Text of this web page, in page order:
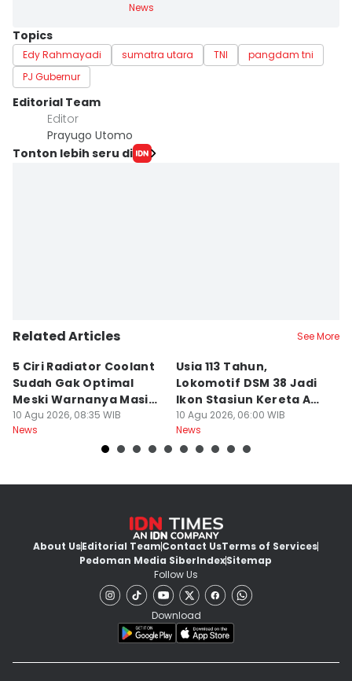
News
Topics
Edy Rahmayadi sumatra utara TNI
pangdam tni
PJ Gubernur
Editorial Team
Editor
Prayugo Utomo
Tonton lebih seru di
Related Articles See More
5 Ciri Radiator Coolant
Sudah Gak Optimal
Meski Warnanya Masih
Jernih
10 Agu 2026, 08:35 WIB
News
Usia 113 Tahun,
Lokomotif DSM 38 Jadi
Ikon Stasiun Kereta Api
Medan
10 Agu 2026, 06:00 WIB
News
About UsEditorial TeamContact UsTerms of Services
Pedoman Media SiberIndexSitemap
Follow Us
Download